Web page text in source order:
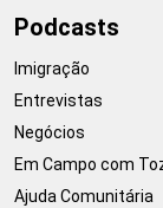
Podcasts
Imigração
Entrevistas
Negócios
Em Campo com
Ajuda Comunitária